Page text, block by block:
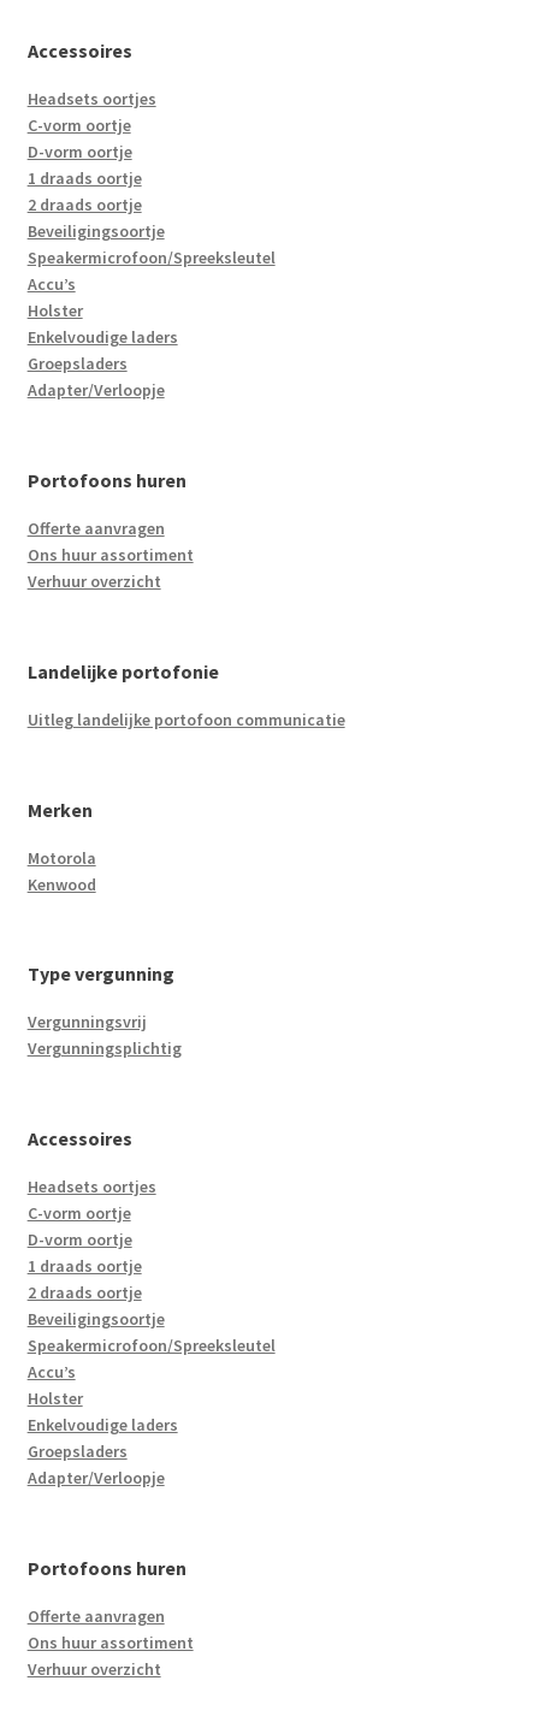
Accessoires
Headsets oortjes
C-vorm oortje
D-vorm oortje
1 draads oortje
2 draads oortje
Beveiligingsoortje
Speakermicrofoon/Spreeksleutel
Accu’s
Holster
Enkelvoudige laders
Groepsladers
Adapter/Verloopje
Portofoons huren
Offerte aanvragen
Ons huur assortiment
Verhuur overzicht
Landelijke portofonie
Uitleg landelijke portofoon communicatie
Merken
Motorola
Kenwood
Type vergunning
Vergunningsvrij
Vergunningsplichtig
Accessoires
Headsets oortjes
C-vorm oortje
D-vorm oortje
1 draads oortje
2 draads oortje
Beveiligingsoortje
Speakermicrofoon/Spreeksleutel
Accu’s
Holster
Enkelvoudige laders
Groepsladers
Adapter/Verloopje
Portofoons huren
Offerte aanvragen
Ons huur assortiment
Verhuur overzicht